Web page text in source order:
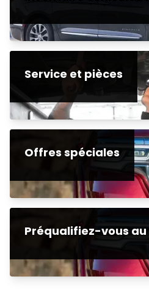
Service et pièces
Offres spéciales
Préqualifiez-vous